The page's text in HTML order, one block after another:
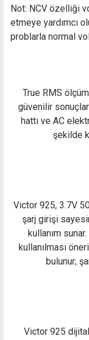
Not: NCV özelliği
etmeye yardımcı
problarla normal
True RMS
güvenilir sonuçlar
hattı ve AC
şekilde
Victor 925, 3.7V
şarj girişi
kullanım
kullanılması
bulunur;
Victor 925